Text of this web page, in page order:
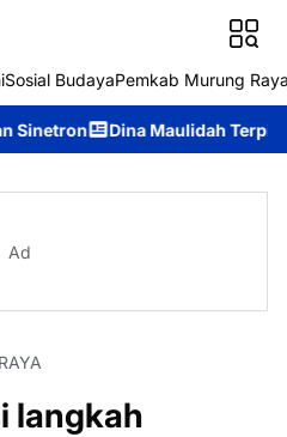
Sosial BudayaPemkab Murung
Maulidah Terpilih Aklamasi
Ad
langkah